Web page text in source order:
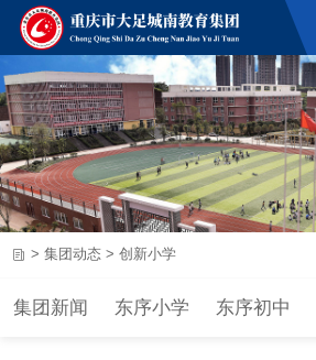
集团新闻 东序小学 东序初中
> 集团动态> 创新小学